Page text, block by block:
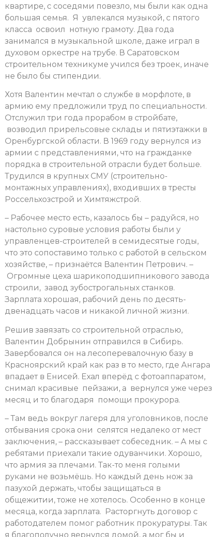
квартире, с соседями повезло, мы были как одна
большая семья. Я увлекался музыкой, с пятого
класса освоил нотную грамоту. Два года
занимался в музыкальной школе, даже играл в
духовом оркестре на трубе. В Саратовском
строительном техникуме учился без троек, иначе
не было бы стипендии.
Хотя Валентин мечтал о службе в морфлоте, в
армию ему предложили труд по специальности.
Отслужил три года прорабом в стройбате,
возводил прирельсовые склады и пятиэтажки в
Оренбургской области. В 1969 году вернулся из
армии с представлениями, что на гражданке
порядка в строительной отрасли будет больше.
Трудился в крупных СМУ (строительно-
монтажных управлениях), входивших в тресты
Россельхозстрой и Химтяжстрой.
– Рабочее место есть, казалось бы – радуйся, но
настольно суровые условия работы были у
управленцев-строителей в семидесятые годы,
что это сопоставимо только с работой в сельском
хозяйстве, – признаётся Валентин Петрович. –
Огромные цеха шарикоподшипникового завода
строили, завод зубострогальных станков.
Зарплата хорошая, рабочий день по десять-
двенадцать часов и никакой личной жизни.
Решив завязать со строительной отраслью,
Валентин Добрынин отправился в Сибирь.
Завербовался он на лесоперевалочную базу в
Красноярский край как раз в то место, где Ангара
впадает в Енисей. Ехал вперёд с фотоаппаратом,
снимал красивые пейзажи, а вернулся уже через
месяц и то благодаря помощи прокурора.
– Там ведь вокруг лагеря для уголовников, после
отбывания срока они селятся недалеко от мест
заключения, – рассказывает собеседник. – А мы с
ребятами приехали такие одуванчики. Хорошо,
что армия за плечами. Так-то меня голыми
руками не возьмёшь. Но каждый день нож за
пазухой держать, чтобы защищаться в
общежитии, тоже не хотелось. Особенно в конце
месяца, когда зарплата. Расторгнуть договор с
работодателем помог работник прокуратуры. Так
я благополучно вернулся домой, а мог бы и